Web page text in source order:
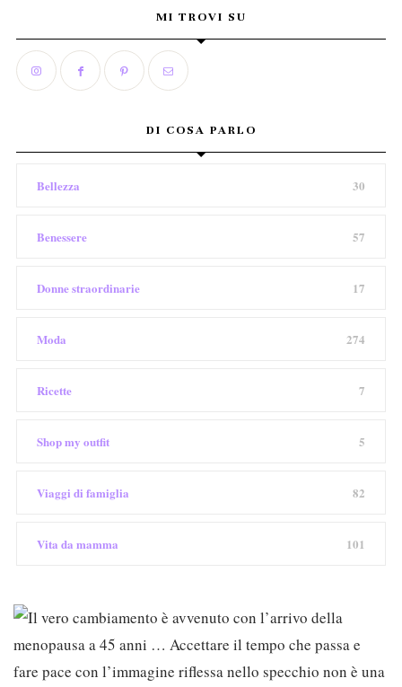
MI TROVI SU
DI COSA PARLO
Bellezza 30
Benessere 57
Donne straordinarie 17
Moda 274
Ricette 7
Shop my outfit 5
Viaggi di famiglia 82
Vita da mamma 101